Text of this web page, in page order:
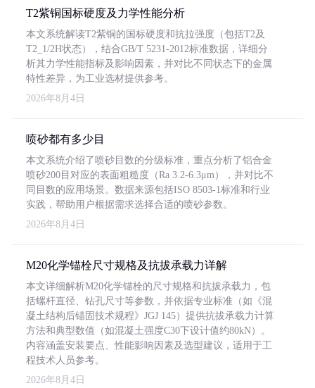
T2紫铜国标硬度及力学性能分析
本文系统解读T2紫铜的国标硬度和抗拉强度（包括T2及
T2_1/2H状态），结合GB/T 5231-2012标准数据，详细分
析其力学性能指标及影响因素，并对比不同状态下的金属
特性差异，为工业选材提供参考。
2026年8月4日
喷砂都有多少目
本文系统介绍了喷砂目数的分级标准，重点分析了铝合金
喷砂200目对应的表面粗糙度（Ra 3.2-6.3μm），并对比不
同目数的应用场景。数据来源包括ISO 8503-1标准和行业
实践，帮助用户根据需求选择合适的喷砂参数。
2026年8月4日
M20化学锚栓尺寸规格及抗拔承载力详解
本文详细解析M20化学锚栓的尺寸规格和抗拔承载力，包
括螺杆直径、钻孔尺寸等参数，并依据专业标准（如《混
凝土结构后锚固技术规程》JGJ 145）提供抗拔承载力计算
方法和典型数值（如混凝土强度C30下设计值约80kN）。
内容涵盖安装要点、性能影响因素及选型建议，适用于工
程技术人员参考。
2026年8月4日